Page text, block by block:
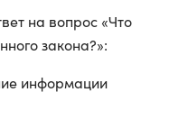
на вопрос «Что
закона?»:
информации